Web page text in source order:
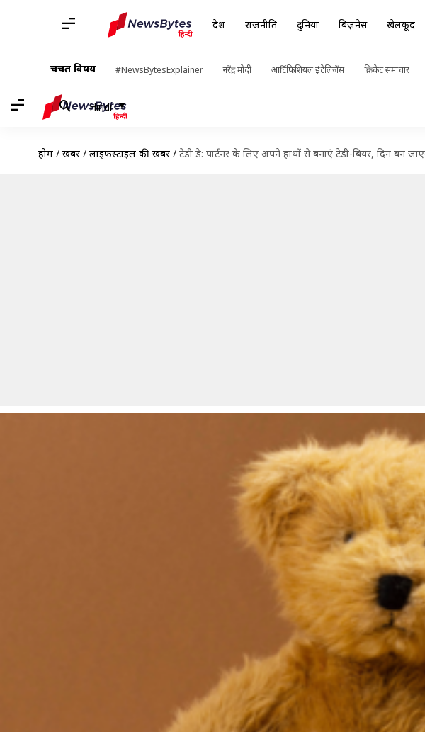
देश राजनीति दुनिया बिज़नेस खेलकूद
चर्चित विषय #NewsBytesExplainer नरेंद्र मोदी आर्टिफिशियल इंटेलिजेंस क्रिकेट समाचार
Hindi
होम / खबरें / लाइफस्टाइल की खबरें / टेडी डे: पार्टनर के लिए अपने हाथों से बनाएं टेडी-बियर, दिन बन